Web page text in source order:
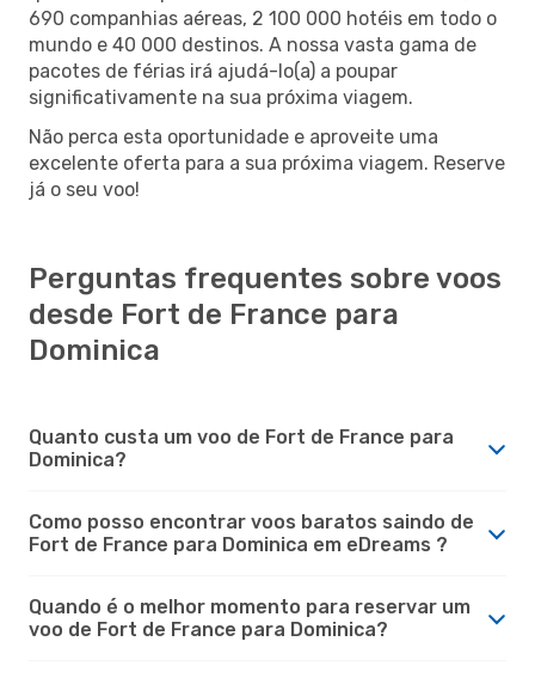
690 companhias aéreas, 2 100 000 hotéis em todo o
mundo e 40 000 destinos. A nossa vasta gama de
pacotes de férias irá ajudá-lo(a) a poupar
significativamente na sua próxima viagem.
Não perca esta oportunidade e aproveite uma
excelente oferta para a sua próxima viagem. Reserve
já o seu voo!
Perguntas frequentes sobre voos
desde Fort de France para
Dominica
Quanto custa um voo de Fort de France para
Dominica?
Como posso encontrar voos baratos saindo de
Fort de France para Dominica em eDreams ?
Quando é o melhor momento para reservar um
voo de Fort de France para Dominica?